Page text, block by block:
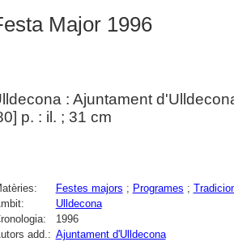
Major 1996
: Ajuntament
p. : il. ; 31 cm
Festes majors ; Programes ;
Ulldecona
1996
add.: Ajuntament d'Ulldecona